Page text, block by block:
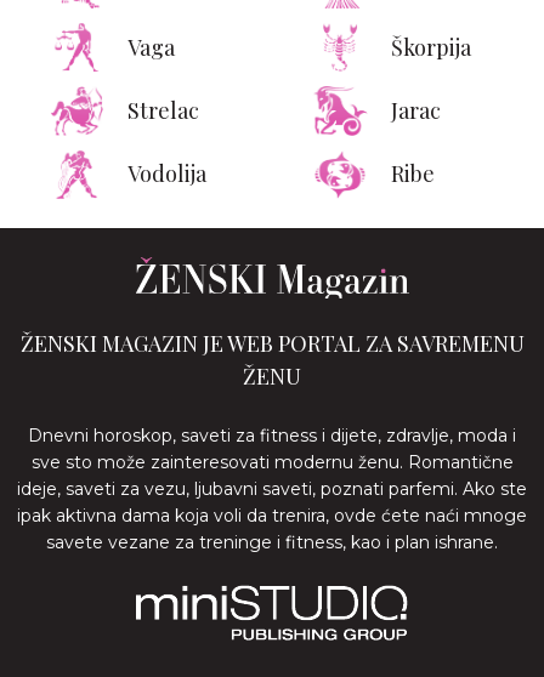
Vaga Škorpija
Strelac Jarac
Vodolija Ribe
ŽENSKI MAGAZIN JE WEB PORTAL ZA SAVREMENU
ŽENU
Dnevni horoskop, saveti za fitness i dijete, zdravlje, moda i
sve sto može zainteresovati modernu ženu. Romantične
ideje, saveti za vezu, ljubavni saveti, poznati parfemi. Ako ste
ipak aktivna dama koja voli da trenira, ovde ćete naći mnoge
savete vezane za treninge i fitness, kao i plan ishrane.